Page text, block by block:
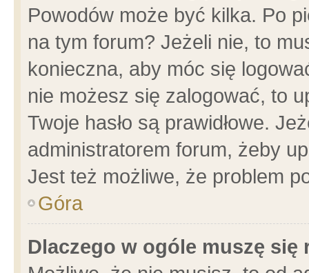
Powodów może być kilka. Po
na tym forum? Jeżeli nie, to
konieczna, aby móc się
nie możesz się zalogować, to
Twoje hasło są prawidłowe.
administratorem forum, żeby
Jest też możliwe, że problem
Góra
Dlaczego w ogóle muszę się